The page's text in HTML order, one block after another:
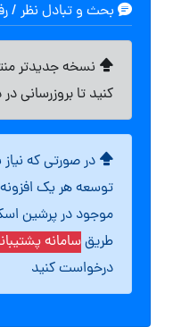
بحث و تبادل نظر /
نسخه جدیدتر
کنید تا بروزرسانی
در صورتی که
توسعه هر یک
موجود در پرشین
طریقسامانه
درخواست کنید